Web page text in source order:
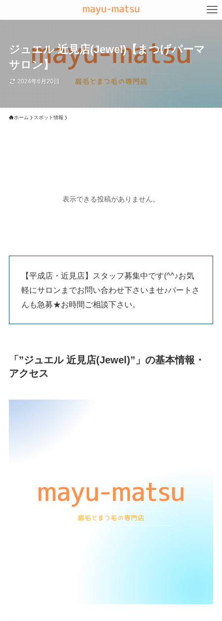
ジュエル 近見店(Jewel)【まつげパーマ
サロン】
2024年6月20日
ホーム スポット情報
【平成店・近見店】スタッフ募集中です(^^♪お気
軽にサロンまでお問い合わせ下さいませ♪パートさ
んも急募★お時間ご相談下さい。
「”ジュエル 近見店(Jewel)”」の基本情報・
アクセス